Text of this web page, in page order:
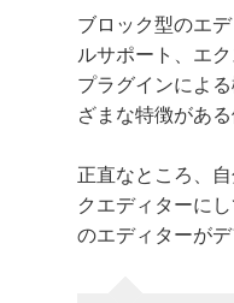
ブロック型のエ
ルサポート、エ
プラグインによ
ざまな特徴があ
正直なところ、
クエディターに
のエディターが